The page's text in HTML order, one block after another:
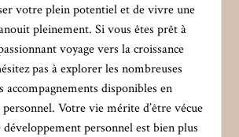
votre plein potentiel et de vivre une
pleinement. Si vous êtes prêt à
voyage vers la croissance
pas à explorer les nombreuses
accompagnements disponibles en
Votre vie mérite d’être vécue
personnel est bien plus